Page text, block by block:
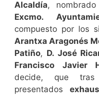
Alcaldía,
Excmo.
compuesto por los
Arantxa Aragonés
Patiño, D. José
Francisco Javier
decide, que
presentados